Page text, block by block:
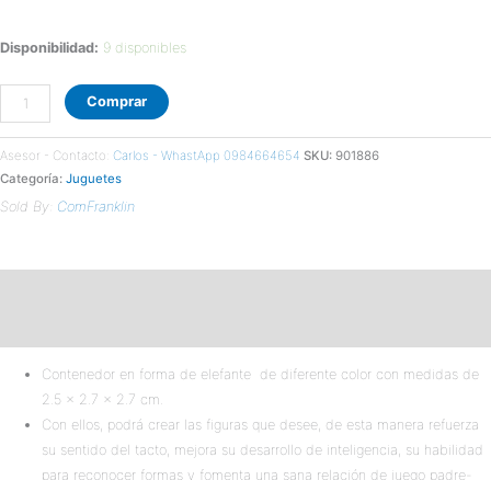
Disponibilidad: 9 disponibles
Comprar
Asesor - Contacto: Carlos - WhastApp 0984664654 SKU: 901886
Categoría: Juguetes
Sold By: ComFranklin
Contenedor en forma de elefante de diferente color con medidas de
2.5 x 2.7 x 2.7 cm.
Con ellos, podrá crear las figuras que desee, de esta manera refuerza
su sentido del tacto, mejora su desarrollo de inteligencia, su habilidad
para reconocer formas y fomenta una sana relación de juego padre-